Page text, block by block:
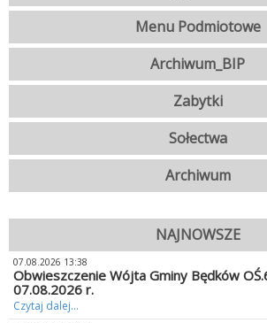
Menu Podmiotowe
Archiwum_BIP
Zabytki
Sołectwa
Archiwum
NAJNOWSZE
07.08.2026 13:38
Obwieszczenie Wójta Gminy Będków
07.08.2026 r.
Czytaj dalej...